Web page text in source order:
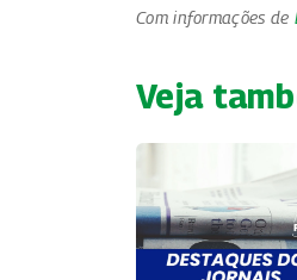
Com informações de
Veja